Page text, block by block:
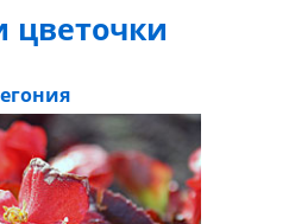
цветочки